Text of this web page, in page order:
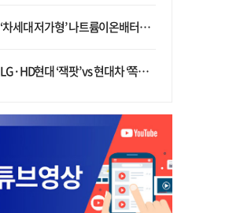
‘차세대 저가형’ 나트륨이온배터리 시대 오나…LG화학·에코프로, 상용화 속도낸다
LG·HD현대 ‘잭팟’ vs 현대차 ‘쪽박’…글로벌 사모펀드, 韓 대기업 투자 ‘희비’